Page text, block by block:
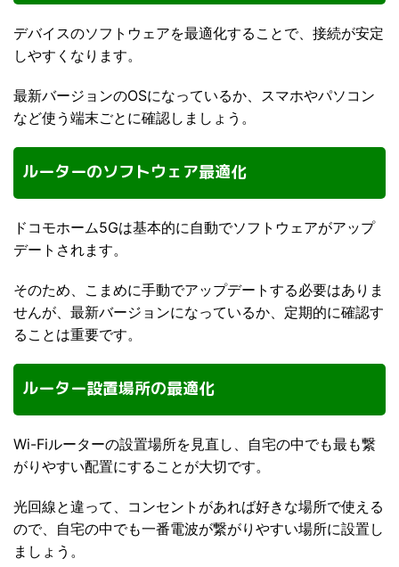
デバイスのソフトウェアを最適化することで、接続が安定
しやすくなります。
最新バージョンのOSになっているか、スマホやパソコン
など使う端末ごとに確認しましょう。
ルーターのソフトウェア最適化
ドコモホーム5Gは基本的に自動でソフトウェアがアップ
デートされます。
そのため、こまめに手動でアップデートする必要はありま
せんが、最新バージョンになっているか、定期的に確認す
ることは重要です。
ルーター設置場所の最適化
Wi-Fiルーターの設置場所を見直し、自宅の中でも最も繋
がりやすい配置にすることが大切です。
光回線と違って、コンセントがあれば好きな場所で使える
ので、自宅の中でも一番電波が繋がりやすい場所に設置し
ましょう。